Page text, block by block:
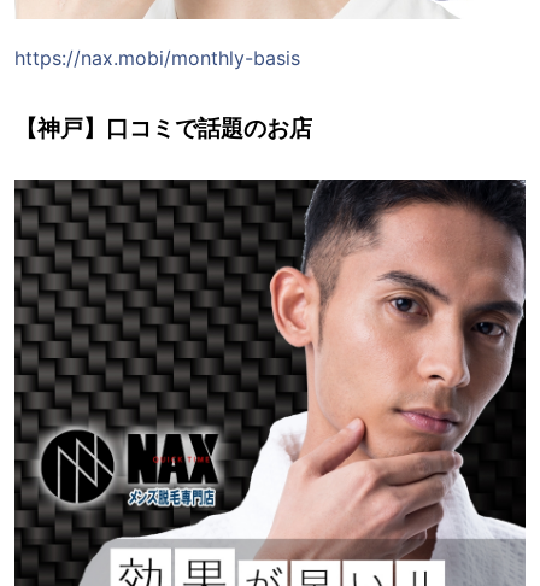
https://nax.mobi/monthly-basis
【神戸】口コミで話題のお店